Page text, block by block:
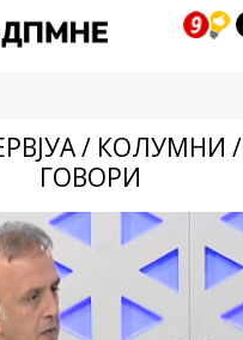
/ КОЛУМНИ /
ГОВОРИ